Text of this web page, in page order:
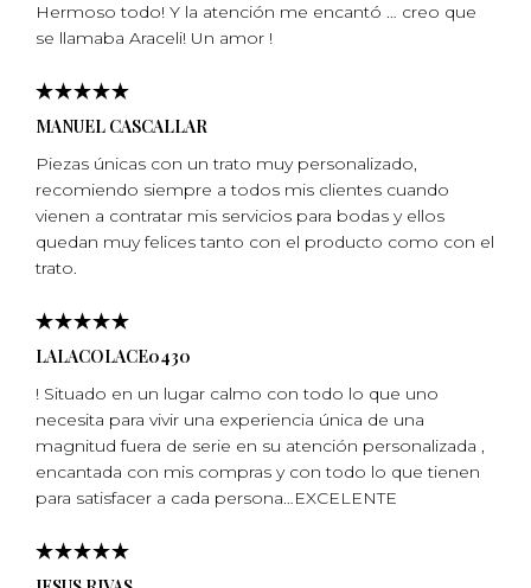
Hermoso todo! Y la atención me encantó … creo que
se llamaba Araceli! Un amor !
MANUEL CASCALLAR
Piezas únicas con un trato muy personalizado,
recomiendo siempre a todos mis clientes cuando
vienen a contratar mis servicios para bodas y ellos
quedan muy felices tanto con el producto como con el
trato.
LALACOLACE0430
! Situado en un lugar calmo con todo lo que uno
necesita para vivir una experiencia única de una
magnitud fuera de serie en su atención personalizada ,
encantada con mis compras y con todo lo que tienen
para satisfacer a cada persona…EXCELENTE